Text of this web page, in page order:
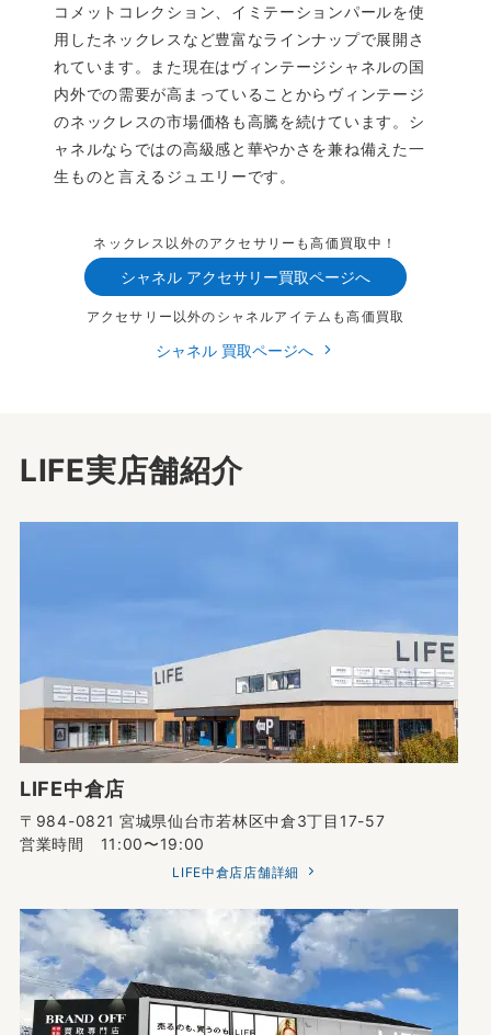
コメットコレクション、イミテーションパールを使
用したネックレスなど豊富なラインナップで展開さ
れています。また現在はヴィンテージシャネルの国
内外での需要が高まっていることからヴィンテージ
のネックレスの市場価格も高騰を続けています。シ
ャネルならではの高級感と華やかさを兼ね備えた一
生ものと言えるジュエリーです。
ネックレス以外のアクセサリーも高価買取中！
シャネル アクセサリー買取ページへ
アクセサリー以外のシャネルアイテムも高価買取
シャネル 買取ページへ
LIFE実店舗紹介
LIFE中倉店
〒984-0821 宮城県仙台市若林区中倉3丁目17-57
営業時間 11:00〜19:00
LIFE中倉店店舗詳細